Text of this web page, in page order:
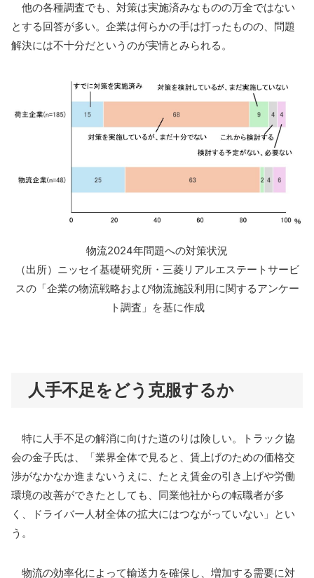
他の各種調査でも、対策は実施済みなものの万全ではない
とする回答が多い。企業は何らかの手は打ったものの、問題
解決には不十分だというのが実情とみられる。
物流2024年問題への対策状況
（出所）ニッセイ基礎研究所・三菱リアルエステートサービ
スの「企業の物流戦略および物流施設利用に関するアンケー
ト調査」を基に作成
人手不足をどう克服するか
特に人手不足の解消に向けた道のりは険しい。トラック協
会の金子氏は、「業界全体で見ると、賃上げのための価格交
渉がなかなか進まないうえに、たとえ賃金の引き上げや労働
環境の改善ができたとしても、同業他社からの転職者が多
く、ドライバー人材全体の拡大にはつながっていない」とい
う。
物流の効率化によって輸送力を確保し、増加する需要に対